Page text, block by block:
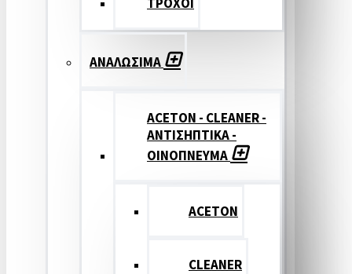
ΑΝΑΛΩΣΙΜΑ
ACETON - CLEANER -
ΑΝΤΙΣΗΠΤΙΚΑ -
ΟΙΝΟΠΝΕΥΜΑ
ACETON
CLEANER